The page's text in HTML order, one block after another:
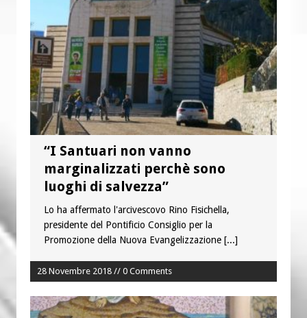
“I Santuari non vanno
marginalizzati perchè sono
luoghi di salvezza”
Lo ha affermato l'arcivescovo Rino Fisichella,
presidente del Pontificio Consiglio per la
Promozione della Nuova Evangelizzazione [...]
28 Novembre 2018 // 0 Comments